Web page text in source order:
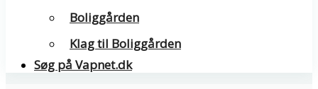
Boliggården
Klag til Boliggården
Søg på Vapnet.dk